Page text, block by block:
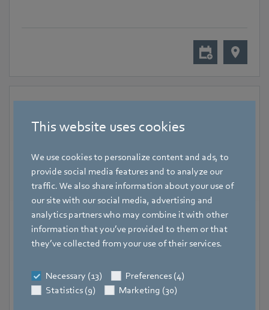
This website uses cookies
We use cookies to personalize content and ads, to
provide social media features and to analyze our
traffic. We also share information about your use of
our site with our social media, advertising and
analytics partners who may combine it with other
information that you’ve provided to them or that
they’ve collected from your use of their services.
Necessary (13)
Preferences (4)
Statistics (9)
Marketing (30)
18. November 2024 -20. November 2024
Halle 7, Lyon